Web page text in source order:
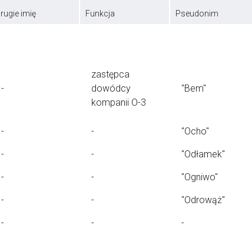
imię Funkcja Pseudonim
-
zastępca
dowódcy
kompanii O-3
"Bem"
- - "Ocho"
- - "Odłamek"
- - "Ogniwo"
- - "Odrowąż"
- - -